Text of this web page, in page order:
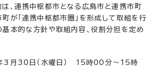
連携中枢都市となる広島市と連携市町
が「連携中枢都市圏」を形成して取組を行
基本的な方針や取組内容、役割分担を定め
月30日（水曜日） 15時00分〜15時